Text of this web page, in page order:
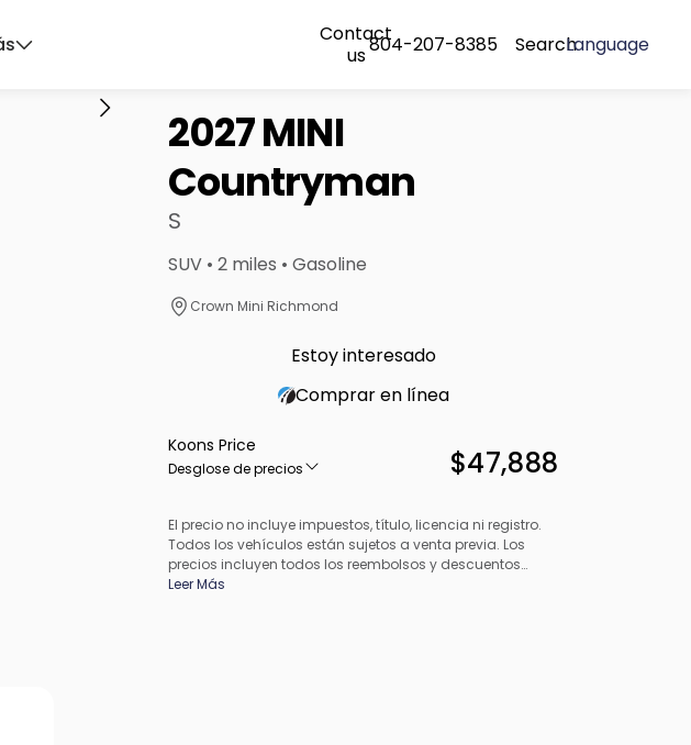
Contact
us804-207-8385 SearchLanguage
2027 MINI
Countryman
S
SUV • 2 miles • Gasoline
Crown Mini Richmond
Estoy interesado
Comprar en línea
Koons Price
Desglose de precios $47,888
El precio no incluye impuestos, título, licencia ni registro.
Todos los vehículos están sujetos a venta previa. Los
precios incluyen todos los reembolsos y descuentos
aplicables disponibles para todos los consumidores;
Leer Más